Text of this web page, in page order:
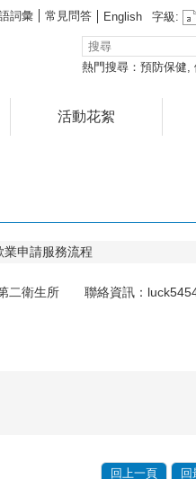
詞彙 常見問答 English
字級:
熱門搜尋： 預防保健
活動花絮
業申請服務流程
二衛生所 聯絡資訊：
回上一頁 回